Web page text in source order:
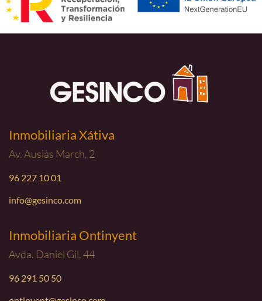
Inmobiliaria Xátiva
Av. Ausiàs March, 2
96 227 10 01
info@gesinco.com
Inmobiliaria Ontinyent
Avda. Daniel Gil, 44
96 291 50 50